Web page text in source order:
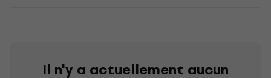
Il n'y a actuellement aucun